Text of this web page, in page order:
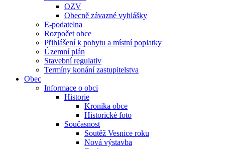
OZV
Obecně závazné vyhlášky
E-podatelna
Rozpočet obce
Přihlášení k pobytu a místní poplatky
Územní plán
Stavební regulativ
Termíny konání zastupitelstva
Obec
Informace o obci
Historie
Kronika obce
Historické foto
Současnost
Soutěž Vesnice roku
Nová výstavba